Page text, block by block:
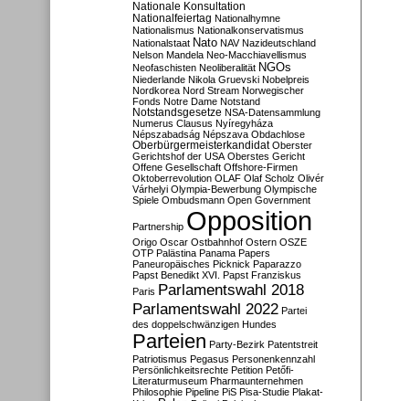
Nationale Konsultation
Nationalfeiertag Nationalhymne
Nationalismus Nationalkonservatismus
Nationalstaat Nato NAV Nazideutschland
Nelson Mandela Neo-Macchiavellismus
Neofaschisten Neoliberalität NGOs
Niederlande Nikola Gruevski Nobelpreis
Nordkorea Nord Stream Norwegischer
Fonds Notre Dame Notstand
Notstandsgesetze NSA-Datensammlung
Numerus Clausus Nyíregyháza
Népszabadság Népszava Obdachlose
Oberbürgermeisterkandidat Oberster
Gerichtshof der USA Oberstes Gericht
Offene Gesellschaft Offshore-Firmen
Oktoberrevolution OLAF Olaf Scholz Olivér
Várhelyi Olympia-Bewerbung Olympische
Spiele Ombudsmann Open Government
Partnership Opposition
Origo Oscar Ostbahnhof Ostern OSZE
OTP Palästina Panama Papers
Paneuropäisches Picknick Paparazzo
Papst Benedikt XVI. Papst Franziskus
Paris Parlamentswahl 2018
Parlamentswahl 2022 Partei
des doppelschwänzigen Hundes
Parteien Party-Bezirk Patentstreit
Patriotismus Pegasus Personenkennzahl
Persönlichkeitsrechte Petition Petőfi-
Literaturmuseum Pharmaunternehmen
Philosophie Pipeline PiS Pisa-Studie Plakat-